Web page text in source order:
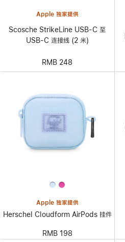
Apple 独家提供
Scosche StrikeLine USB-C 至
USB-C 连接线 (2 米)
RMB 248
Apple 独家提供
Herschel Cloudform AirPods 挂件
RMB 198